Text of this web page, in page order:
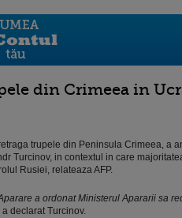
din Crimeea in
trupele din Peninsula Crimeea, a
Turcinov, in contextul in care
Rusiei, relateaza AFP.
a ordonat Ministerul Apararii sa
a declarat Turcinov.